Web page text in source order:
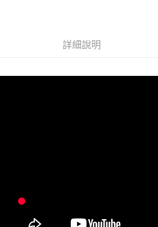
宅配
詳細說明